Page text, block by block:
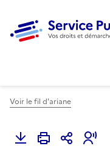
Voir le fil d'ariane